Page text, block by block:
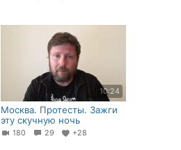
10:24
Москва. Протесты. Зажги
эту скучную ночь
180 29 +28